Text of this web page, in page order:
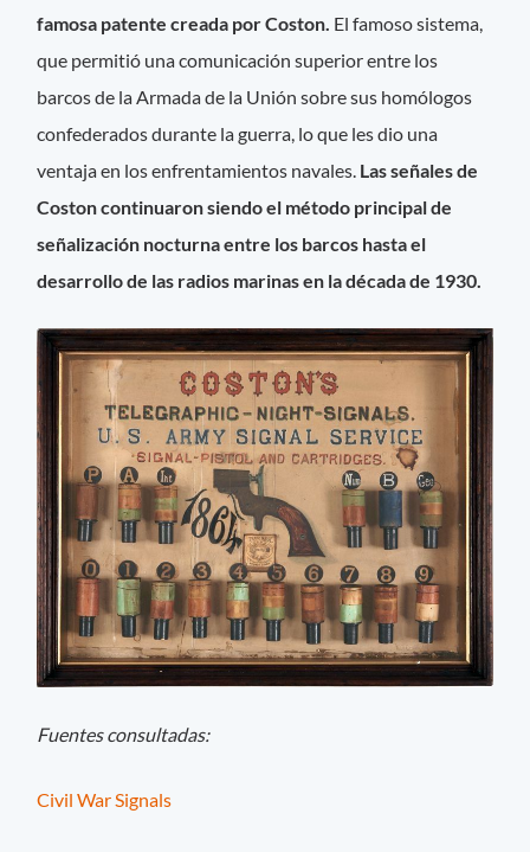
famosa patente creada por Coston. El famoso sistema,
que permitió una comunicación superior entre los
barcos de la Armada de la Unión sobre sus homólogos
confederados durante la guerra, lo que les dio una
ventaja en los enfrentamientos navales. Las señales de
Coston continuaron siendo el método principal de
señalización nocturna entre los barcos hasta el
desarrollo de las radios marinas en la década de 1930.
Fuentes consultadas:
Civil War Signals